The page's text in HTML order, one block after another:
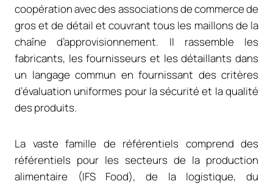
coopération avec des associations de commerce de
gros et de détail et couvrant tous les maillons de la
chaîne d’approvisionnement. Il rassemble les
fabricants, les fournisseurs et les détaillants dans
un langage commun en fournissant des critères
d’évaluation uniformes pour la sécurité et la qualité
des produits.
La vaste famille de référentiels comprend des
référentiels pour les secteurs de la production
alimentaire (IFS Food), de la logistique, du